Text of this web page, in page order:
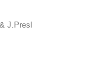
J.Presl